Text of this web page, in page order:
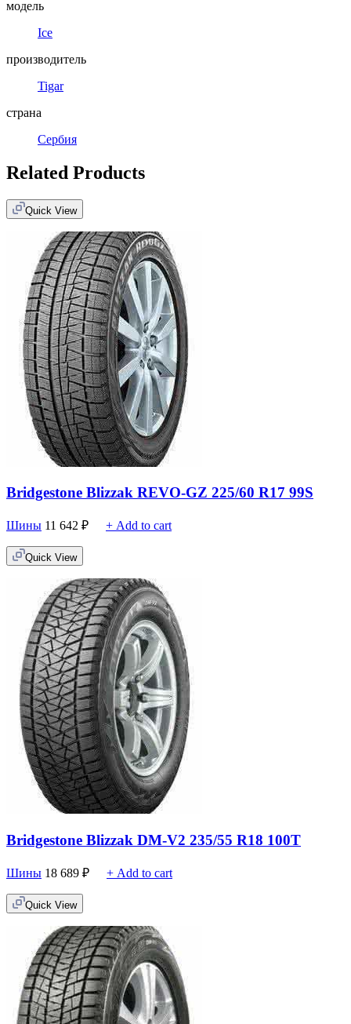
модель
Ice
производитель
Tigar
страна
Сербия
Related Products
Quick View
Bridgestone Blizzak REVO-GZ 225/60 R17 99S
Шины 11 642 ₽ + Add to cart
Quick View
Bridgestone Blizzak DM-V2 235/55 R18 100T
Шины 18 689 ₽ + Add to cart
Quick View